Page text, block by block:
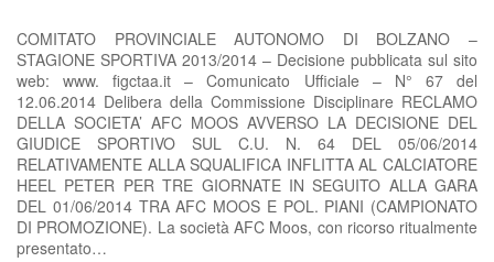
COMITATO PROVINCIALE AUTONOMO DI BOLZANO –
STAGIONE SPORTIVA 2013/2014 – Decisione pubblicata sul sito
web: www. figctaa.it – Comunicato Ufficiale – N° 67 del
12.06.2014 Delibera della Commissione Disciplinare RECLAMO
DELLA SOCIETA’ AFC MOOS AVVERSO LA DECISIONE DEL
GIUDICE SPORTIVO SUL C.U. N. 64 DEL 05/06/2014
RELATIVAMENTE ALLA SQUALIFICA INFLITTA AL CALCIATORE
HEEL PETER PER TRE GIORNATE IN SEGUITO ALLA GARA
DEL 01/06/2014 TRA AFC MOOS E POL. PIANI (CAMPIONATO
DI PROMOZIONE). La società AFC Moos, con ricorso ritualmente
presentato…